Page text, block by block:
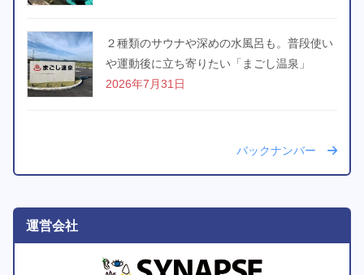
２種類のサウナや深めの水風呂も。普段使い
や運動後に立ち寄りたい「まごし温泉」
2026年7月31日
バックナンバー
運営会社